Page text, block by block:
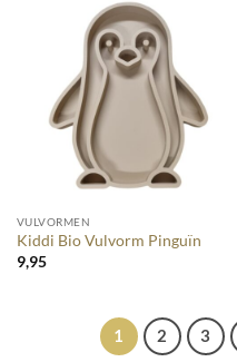
VULVORMEN
Kiddi Bio Vulvorm Pinguïn
9,95
1 2 3